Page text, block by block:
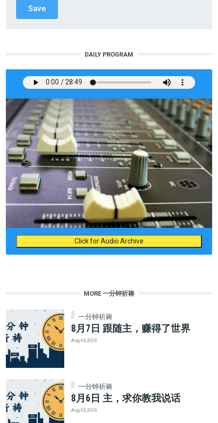
DAILY PROGRAM
Click for Audio Archive
MORE 一分钟祈祷
一分钟祈祷
8月7日 跟随主，赚得了世界
Aug 06, 2026
一分钟祈祷
8月6日 主，求你教我说话
Aug 05, 2026